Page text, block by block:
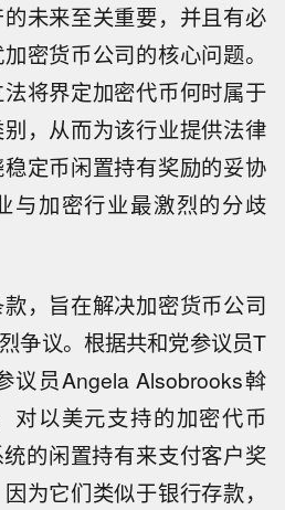
未来至关重要，并且有必
密货币公司的核心问题。
将界定加密代币何时属于
，从而为该行业提供法律
定币闲置持有奖励的妥协
与加密行业最激烈的分歧
，旨在解决加密货币公司
争议。根据共和党参议员T
议员Angela Alsobrooks斡
对以美元支持的加密代币
的闲置持有来支付客户奖
为它们类似于银行存款，